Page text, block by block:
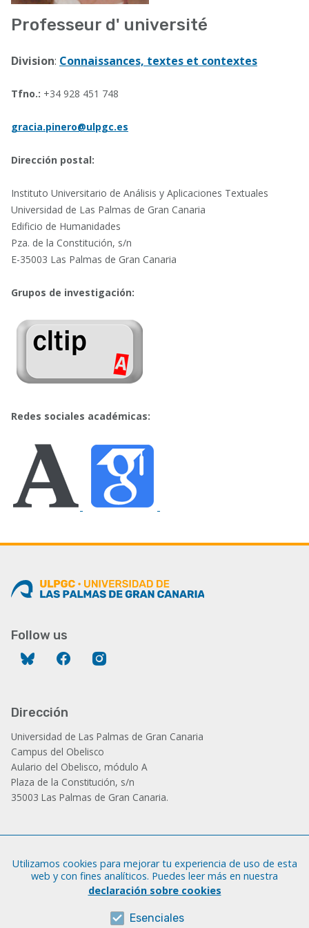
Professeur d' université
Division: Connaissances, textes et contextes
Tfno.: +34 928 451 748
gracia.pinero@ulpgc.es
Dirección postal:
Instituto Universitario de Análisis y Aplicaciones Textuales
Universidad de Las Palmas de Gran Canaria
Edificio de Humanidades
Pza. de la Constitución, s/n
E-35003 Las Palmas de Gran Canaria
Grupos de investigación:
Redes sociales académicas:
Follow us
Bluesky Facebook
Dirección
Universidad de Las Palmas de Gran Canaria
Campus del Obelisco
Aulario del Obelisco, módulo A
Plaza de la Constitución, s/n
35003 Las Palmas de Gran Canaria.
Tfno.: +34 928 452 771 / 452 787
Fax: +34 928 451 701
Utilizamos cookies para mejorar tu experiencia de uso de esta
web y con fines analíticos. Puedes leer más en nuestra
declaración sobre cookies
Esenciales